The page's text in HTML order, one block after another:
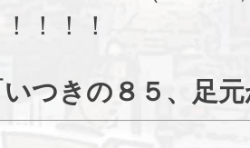
！！！
いつきの８５、足